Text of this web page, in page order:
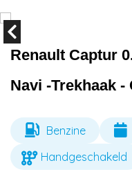
Renault Captur
Navi -Trekhaak -
Benzine
Handgeschakeld